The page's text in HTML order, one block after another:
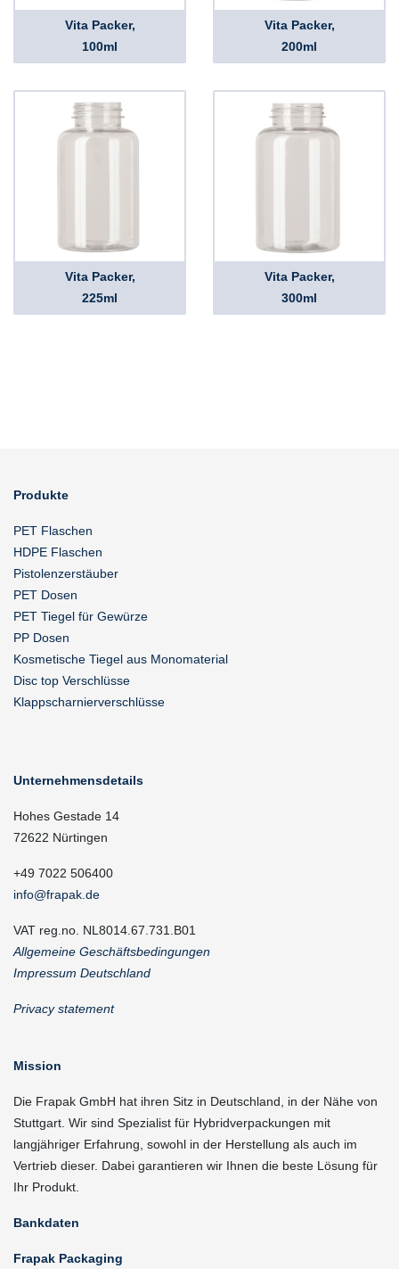
Vita Packer,
100ml
Vita Packer,
200ml
Vita Packer,
225ml
Vita Packer,
300ml
Produkte
PET Flaschen
HDPE Flaschen
Pistolenzerstäuber
PET Dosen
PET Tiegel für Gewürze
PP Dosen
Kosmetische Tiegel aus Monomaterial
Disc top Verschlüsse
Klappscharnierverschlüsse
Unternehmensdetails
Hohes Gestade 14
72622 Nürtingen
+49 7022 506400
info@frapak.de
VAT reg.no. NL8014.67.731.B01
Allgemeine Geschäftsbedingungen
Impressum Deutschland
Privacy statement
Mission
Die Frapak GmbH hat ihren Sitz in Deutschland, in der Nähe von
Stuttgart. Wir sind Spezialist für Hybridverpackungen mit
langjähriger Erfahrung, sowohl in der Herstellung als auch im
Vertrieb dieser. Dabei garantieren wir Ihnen die beste Lösung für
Ihr Produkt.
Bankdaten
Frapak Packaging